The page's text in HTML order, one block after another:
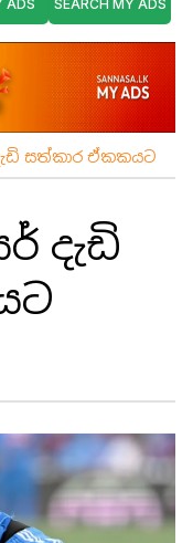
ADS SEARCH MY ADS
සත්කාර ඒකකයට
දැඩි